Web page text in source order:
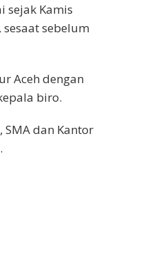
sejak Kamis
sebelum
Aceh dengan
biro.
SMA dan Kantor